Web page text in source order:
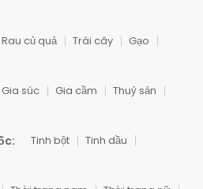
Rau củ quả Trái cây
Gạo
Gia súc Gia cầm
Thuỷ sản
Tinh bột
Tinh dầu